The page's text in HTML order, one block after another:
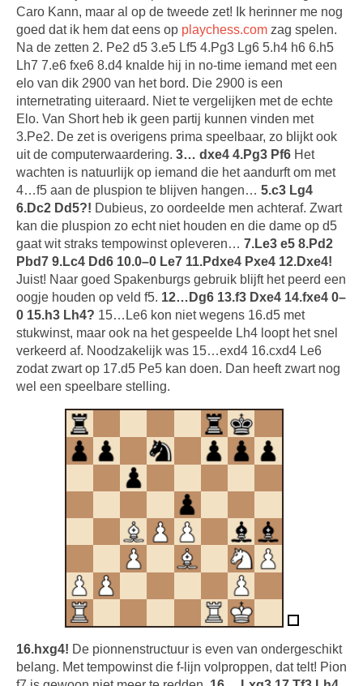
Caro Kann, maar al op de tweede zet! Ik herinner me nog
goed dat ik hem dat eens op playchess.com zag spelen.
Na de zetten 2. Pe2 d5 3.e5 Lf5 4.Pg3 Lg6 5.h4 h6 6.h5
Lh7 7.e6 fxe6 8.d4 knalde hij in no-time iemand met een
elo van dik 2900 van het bord. Die 2900 is een
internetrating uiteraard. Niet te vergelijken met de echte
Elo. Van Short heb ik geen partij kunnen vinden met
3.Pe2. De zet is overigens prima speelbaar, zo blijkt ook
uit de computerwaardering. 3… dxe4 4.Pg3 Pf6 Het
wachten is natuurlijk op iemand die het aandurft om met
4…f5 aan de pluspion te blijven hangen… 5.c3 Lg4
6.Dc2 Dd5?! Dubieus, zo oordeelde men achteraf. Zwart
kan die pluspion zo echt niet houden en die dame op d5
gaat wit straks tempowinst opleveren… 7.Le3 e5 8.Pd2
Pbd7 9.Lc4 Dd6 10.0–0 Le7 11.Pdxe4 Pxe4 12.Dxe4!
Juist! Naar goed Spakenburgs gebruik blijft het peerd een
oogje houden op veld f5. 12…Dg6 13.f3 Dxe4 14.fxe4 0–
0 15.h3 Lh4? 15…Le6 kon niet wegens 16.d5 met
stukwinst, maar ook na het gespeelde Lh4 loopt het snel
verkeerd af. Noodzakelijk was 15…exd4 16.cxd4 Le6
zodat zwart op 17.d5 Pe5 kan doen. Dan heeft zwart nog
wel een speelbare stelling.
16.hxg4! De pionnenstructuur is even van ondergeschikt
belang. Met tempowinst die f-lijn volproppen, dat telt! Pion